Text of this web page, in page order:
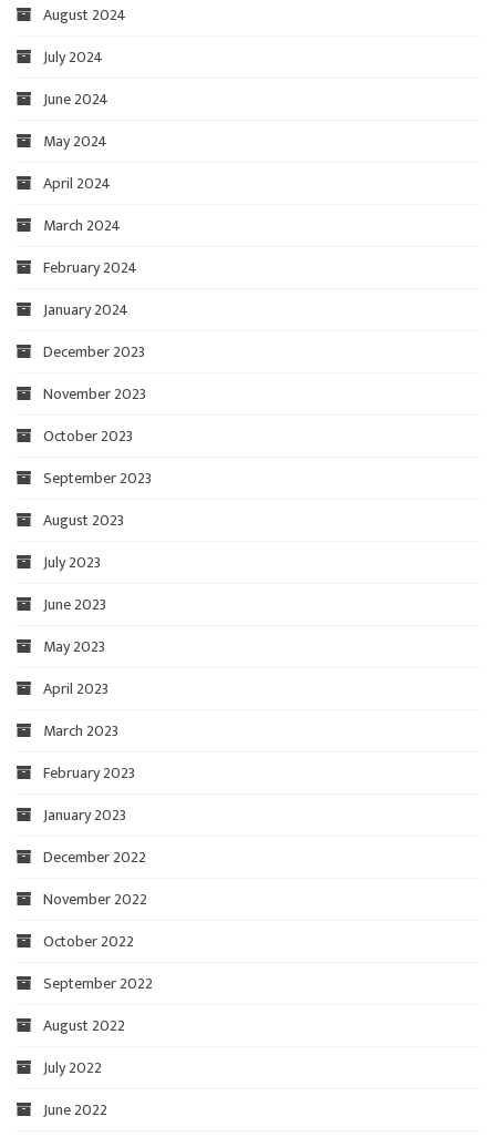
August 2024
July 2024
June 2024
May 2024
April 2024
March 2024
February 2024
January 2024
December 2023
November 2023
October 2023
September 2023
August 2023
July 2023
June 2023
May 2023
April 2023
March 2023
February 2023
January 2023
December 2022
November 2022
October 2022
September 2022
August 2022
July 2022
June 2022